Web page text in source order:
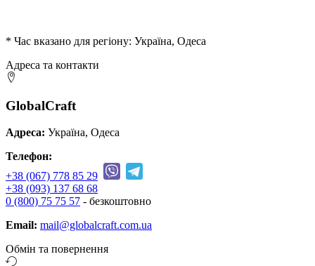
* Час вказано для регіону: Україна, Одеса
Адреса та контакти
GlobalCraft
Адреса: Україна, Одеса
Телефон:
+38 (067) 778 85 29
+38 (093) 137 68 68
0 (800) 75 75 57 - безкоштовно
Email: mail@globalcraft.com.ua
Обмін та повернення